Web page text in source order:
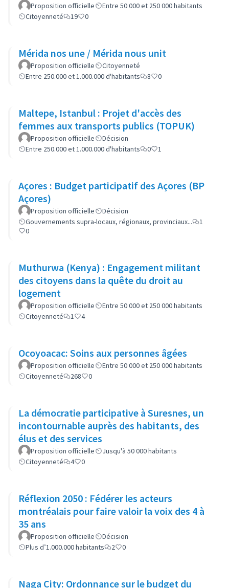
Proposition officielle
Entre 50 000 et 250 000 habitants
Citoyenneté
19 0
Mérida nos une / Mérida nous unit
Proposition officielle
Citoyenneté
Entre 250.000 et 1.000.000 d'habitants
8 0
Maltepe, Istanbul : Projet d'accès des
femmes aux transports publics (TOPUK)
Proposition officielle
Décision
Entre 250.000 et 1.000.000 d'habitants
0 1
Açores : Budget participatif des Açores (BP
Açores)
Proposition officielle
Décision
Gouvernements supra-locaux, régionaux, provinciaux...
1
0
Muthurwa (Kenya) : Engagement militant
des citoyens dans la quête du droit au
logement
Proposition officielle
Entre 50 000 et 250 000 habitants
Citoyenneté
1 4
Ocoyoacac: Soins aux personnes âgées
Proposition officielle
Entre 50 000 et 250 000 habitants
Citoyenneté
268 0
La démocratie participative à Suresnes, un
incontournable auprès des habitants, des
élus et des services
Proposition officielle
Jusqu'à 50 000 habitants
Citoyenneté
4 0
Réflexion 2050 : Fédérer les acteurs
montréalais pour faire valoir la voix des 4 à
35 ans
Proposition officielle
Décision
Plus d’1.000.000 habitants
2 0
Naga City: Ordonnance sur le budget du